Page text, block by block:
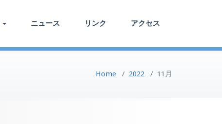
ニュース リンク アクセス
Home / 2022 / 11月